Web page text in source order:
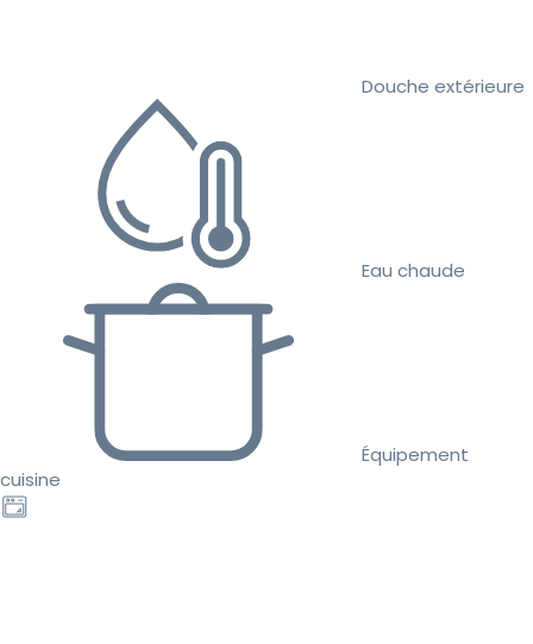
Douche extérieure
Eau chaude
Équipement
cuisine